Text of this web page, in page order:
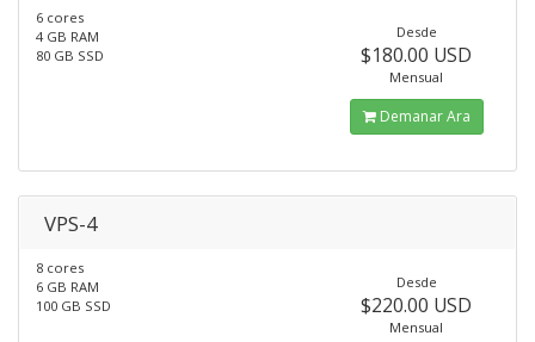
6 cores
4 GB RAM
80 GB SSD
Desde
$180.00 USD
Mensual
Demanar Ara
VPS-4
8 cores
6 GB RAM
100 GB SSD
Desde
$220.00 USD
Mensual